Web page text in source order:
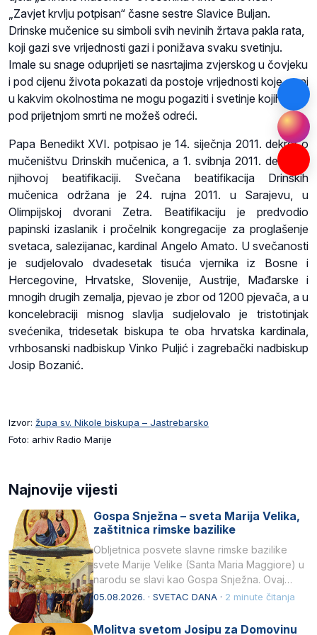
„Zavjet krvlju potpisan“ časne sestre Slavice Buljan.
Drinske mučenice su simboli svih nevinih žrtava pakla rata,
koji gazi sve vrijednosti gazi i ponižava svaku svetinju.
Imale su snage oduprijeti se nasrtajima zvjerskog u čovjeku
i pod cijenu života pokazati da postoje vrijednosti koje se ni
u kakvim okolnostima ne mogu pogaziti i svetinje kojih se ni
pod prijetnjom smrti ne možeš odreći.
Papa Benedikt XVI. potpisao je 14. siječnja 2011. dekret o
mučeništvu Drinskih mučenica, a 1. svibnja 2011. dekret o
njihovoj beatifikaciji. Svečana beatifikacija Drinskih
mučenica održana je 24. rujna 2011. u Sarajevu, u
Olimpijskoj dvorani Zetra. Beatifikaciju je predvodio
papinski izaslanik i pročelnik kongregacije za proglašenje
svetaca, salezijanac, kardinal Angelo Amato. U svečanosti
je sudjelovalo dvadesetak tisuća vjernika iz Bosne i
Hercegovine, Hrvatske, Slovenije, Austrije, Mađarske i
mnogih drugih zemalja, pjevao je zbor od 1200 pjevača, a u
koncelebraciji misnog slavlja sudjelovalo je tristotinjak
svećenika, tridesetak biskupa te oba hrvatska kardinala,
vrhbosanski nadbiskup Vinko Puljić i zagrebački nadbiskup
Josip Bozanić.
Izvor: župa sv. Nikole biskupa – Jastrebarsko
Foto: arhiv Radio Marije
Najnovije vijesti
Gospa Snježna – sveta Marija Velika,
zaštitnica rimske bazilike
Obljetnica posvete slavne rimske bazilike
svete Marije Velike (Santa Maria Maggiore) u
narodu se slavi kao Gospa Snježna. Ovaj
naziv, Sancta Maria…
05.08.2026. · SVETAC DANA · 2 minute čitanja
Molitva svetom Josipu za Domovinu